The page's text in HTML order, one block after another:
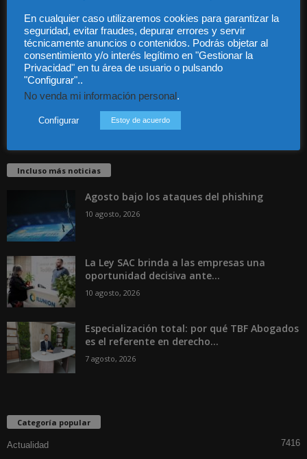
Contacto
Guía Colaboradores
Incluso más noticias
Agosto bajo los ataques del phishing
10 agosto, 2026
La Ley SAC brinda a las empresas una
oportunidad decisiva ante...
10 agosto, 2026
Especialización total: por qué TBF Abogados
es el referente en derecho...
7 agosto, 2026
Categoría popular
Actualidad
7416
En cualquier caso utilizaremos cookies para garantizar la
seguridad, evitar fraudes, depurar errores y servir
técnicamente anuncios o contenidos. Podrás objetar al
consentimiento y/o interés legítimo en "Gestionar la
Privacidad" en tu área de usuario o pulsando
"Configurar"..
No venda mi información personal.
Configurar Estoy de acuerdo